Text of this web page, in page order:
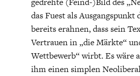
HÖRSAAL
das Fuest als Ausgangspunkt
bereits erahnen, dass sein
Vertrauen in „die Märkte“
Wettbewerb“ wirbt. Es wäre
ihm einen simplen